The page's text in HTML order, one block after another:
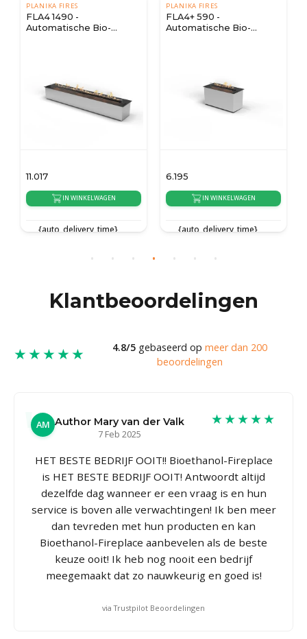
PLANIKA FIRES
FLA4 1490 -
Automatische Bio-
11.017
IN WINKELWAGEN
{auto_delivery_time}
PLANIKA FIRES
FLA4+ 590 -
Automatische Bio-
6.195
IN WINKELWAGEN
{auto_delivery_time}
Klantbeoordelingen
★★★★★ 4.8/5gebaseerd op meer dan 200
beoordelingen
AM Author Mary van der Valk
7 Feb 2025
★★★★★
HET BESTE BEDRIJF OOIT!! Bioethanol-Fireplace
is HET BESTE BEDRIJF OOIT! Antwoordt altijd
dezelfde dag wanneer er een vraag is en hun
service is boven alle verwachtingen! Ik ben meer
dan tevreden met hun producten en kan
Bioethanol-Fireplace aanbevelen als de beste
keuze ooit! Ik heb nog nooit een bedrijf
meegemaakt dat zo nauwkeurig en goed is!
via Trustpilot Beoordelingen